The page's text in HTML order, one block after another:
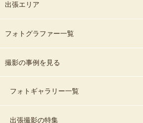
出張エリア
フォトグラファー一覧
撮影の事例を見る
フォトギャラリー一覧
出張撮影の特集